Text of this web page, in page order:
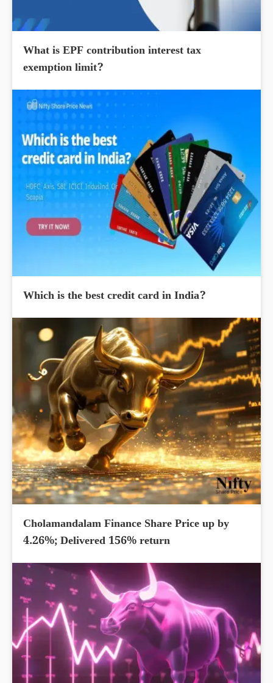
What is EPF contribution interest tax
exemption limit?
Which is the best credit card in India?
Cholamandalam Finance Share Price up by
4.26%; Delivered 156% return